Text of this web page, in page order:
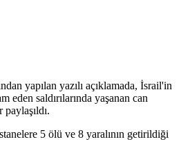
yapılan yazılı açıklamada, İsrail'in
eden saldırılarında yaşanan can
5 ölü ve 8 yaralının getirildiği